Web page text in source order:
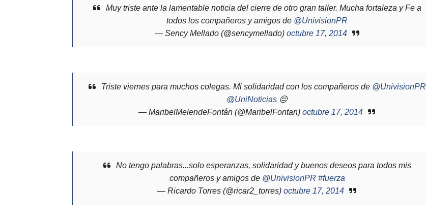
Muy triste ante la lamentable noticia del cierre de otro gran taller. Mucha fortaleza y Fe a
todos los compañeros y amigos de @UnivisionPR
— Sency Mellado (@sencymellado) octubre 17, 2014
Triste viernes para muchos colegas. Mi solidaridad con los compañeros de @UnivisionPR
@UniNoticias 😔
— MaribelMelendeFontán (@MaribelFontan) octubre 17, 2014
No tengo palabras...solo esperanzas, solidaridad y buenos deseos para todos mis
compañeros y amigos de @UnivisionPR #fuerza
— Ricardo Torres (@ricar2_torres) octubre 17, 2014